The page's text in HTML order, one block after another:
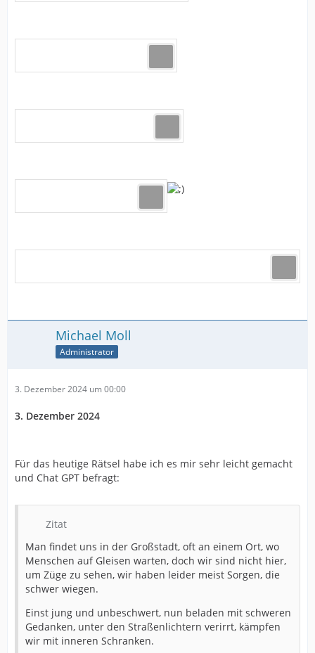
Michael Moll
Administrator
3. Dezember 2024 um 00:00
3. Dezember 2024
Für das heutige Rätsel habe ich es mir sehr leicht gemacht
und Chat GPT befragt:
Zitat
Man findet uns in der Großstadt, oft an einem Ort, wo
Menschen auf Gleisen warten, doch wir sind nicht hier,
um Züge zu sehen, wir haben leider meist Sorgen, die
schwer wiegen.
Einst jung und unbeschwert, nun beladen mit schweren
Gedanken, unter den Straßenlichtern verirrt, kämpfen
wir mit inneren Schranken.